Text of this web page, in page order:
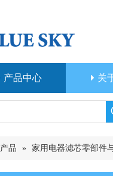
产品中心 关
产品 » 家用电器滤芯零部件